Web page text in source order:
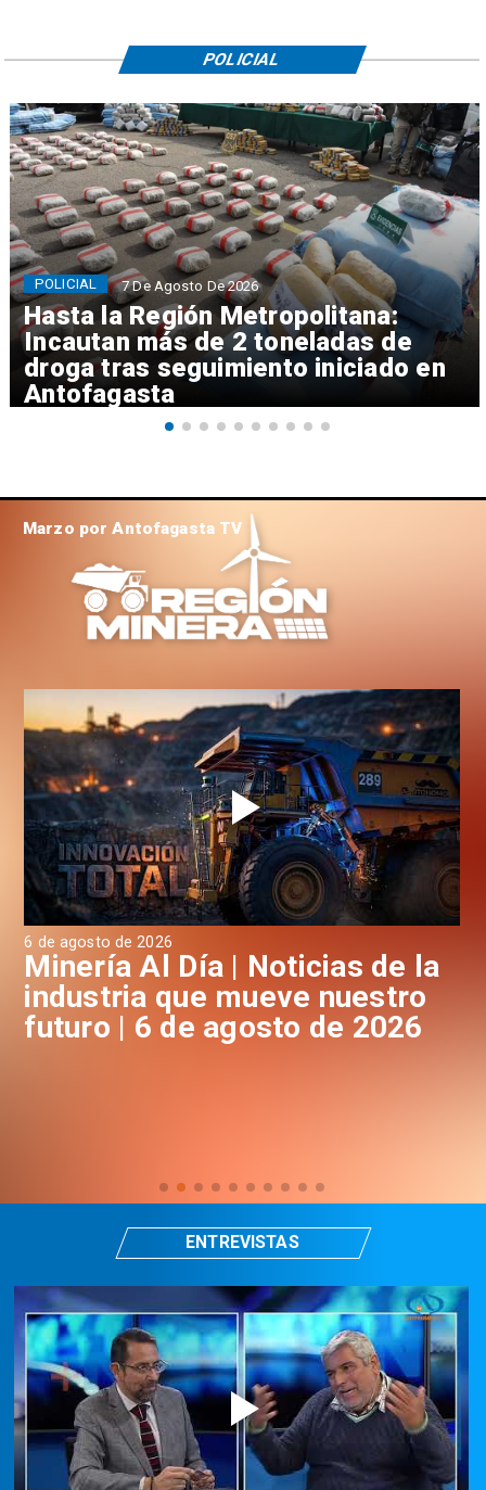
Hasta la Región Metropolitana:
Incautan más de 2 toneladas de
droga tras seguimiento iniciado en
Antofagasta
POLICIAL 7 De Agosto De 2026
POLICIAL
6 de agosto de 2026
Minería Al Día | Noticias de la
industria que mueve nuestro
futuro | 6 de agosto de 2026
Marzo por Antofagasta TV
ENTREVISTAS